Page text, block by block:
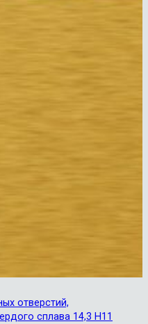
отверстий,
сплава 14,3 Н11